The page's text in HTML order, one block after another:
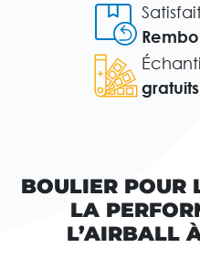
gratuits
BOULIER POUR
LA
L’AIRBALL